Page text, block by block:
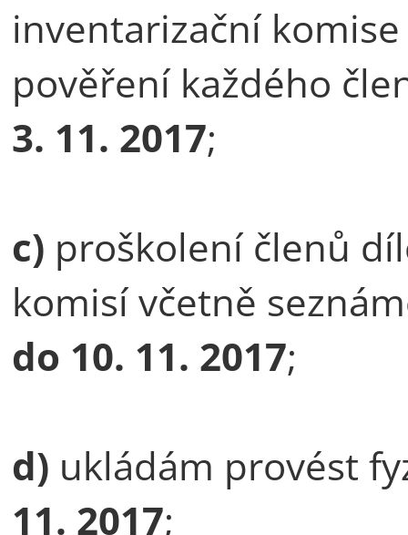
inventarizační
pověření každého
3. 11. 2017;
c) proškolení členů
komisí včetně
do 10. 11. 2017;
d) ukládám provést
11. 2017;